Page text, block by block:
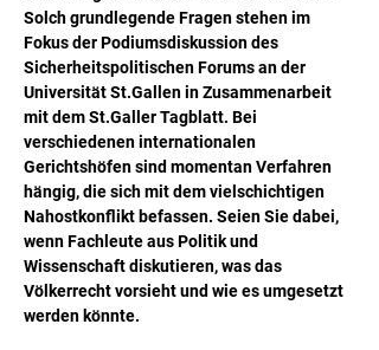
Solch grundlegende Fragen stehen im
Fokus der Podiumsdiskussion des
Sicherheitspolitischen Forums an der
Universität St.Gallen in Zusammenarbeit
mit dem St.Galler Tagblatt. Bei
verschiedenen internationalen
Gerichtshöfen sind momentan Verfahren
hängig, die sich mit dem vielschichtigen
Nahostkonflikt befassen. Seien Sie dabei,
wenn Fachleute aus Politik und
Wissenschaft diskutieren, was das
Völkerrecht vorsieht und wie es umgesetzt
werden könnte.